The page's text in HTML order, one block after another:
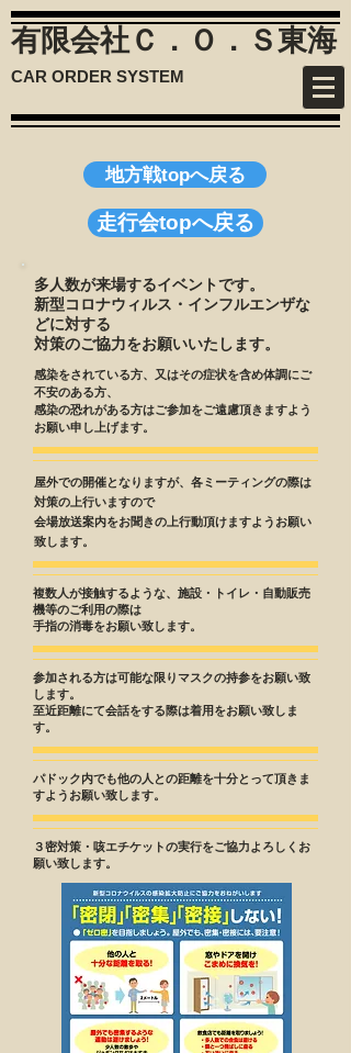
有限会社Ｃ．Ｏ．Ｓ東海
CAR ORDER SYSTEM
地方戦topへ戻る
走行会topへ戻る
多人数が来場するイベントです。
新型コロナウィルス・インフルエンザな
どに対する
​対策のご協力をお願いいたします。
感染をされている方、又はその症状を含め体調にご
不安のある方、
感染の恐れがある方はご参加をご遠慮頂きますよう
お願い申し上げます。
屋外での開催となりますが、各ミーティングの際は
対策の上行いますので
会場放送案内をお聞きの上行動頂けますようお願い
致します。
複数人が接触するような、施設・トイレ・自動販売
機等のご利用の際は
手指の消毒をお願い致します。
参加される方は可能な限りマスクの持参をお願い致
します。
至近距離にて会話をする際は着用をお願い致しま
す。
パドック内でも他の人との距離を十分とって頂きま
すようお願い致します。
​３密対策・咳エチケットの実行をご協力よろしくお
願い致します。